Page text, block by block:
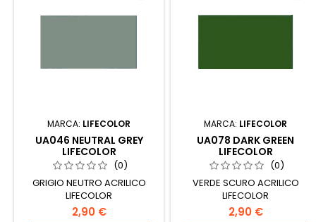
MARCA: LIFECOLOR
UA046 NEUTRAL GREY
LIFECOLOR
(0)
GRIGIO NEUTRO ACRILICO
LIFECOLOR
2,90 €
MARCA: LIFECOLOR
UA078 DARK GREEN
LIFECOLOR
(0)
VERDE SCURO ACRILICO
LIFECOLOR
2,90 €